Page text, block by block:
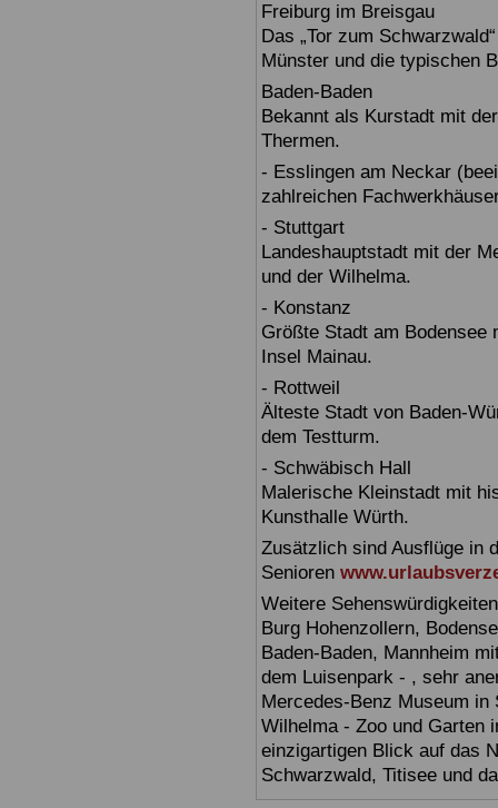
Freiburg im Breisgau
Das „Tor zum
Münster und die typischen
Baden-Baden
Bekannt als Kurstadt mit
Thermen.
- Esslingen am Neckar
zahlreichen
- Stuttgart
Landeshauptstadt mit der
und der Wilhelma.
- Konstanz
Größte Stadt am Bodensee
Insel Mainau.
- Rottweil
Älteste Stadt von Baden-
dem Testturm.
- Schwäbisch Hall
Malerische Kleinstadt mit
Kunsthalle Würth.
Zusätzlich sind Ausflüge in
Senioren
Weitere
Burg Hohenzollern,
Baden-Baden, Mannheim
dem Luisenpark - , sehr
Mercedes-Benz Museum
Wilhelma - Zoo und Garten
einzigartigen Blick auf das
Schwarzwald, Titisee und